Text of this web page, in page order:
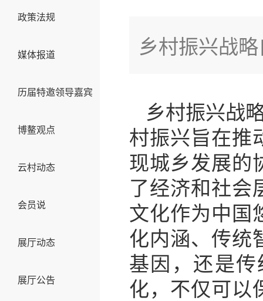
政策法规
媒体报道
历届特邀领导嘉宾
博鳌观点
云村动态
会员说
展厅动态
展厅公告
乡村振兴战
乡村振兴战
村振兴旨在推
现城乡发展的
了经济和社会
文化作为中国
化内涵、传统
基因，还是
化，不仅可以